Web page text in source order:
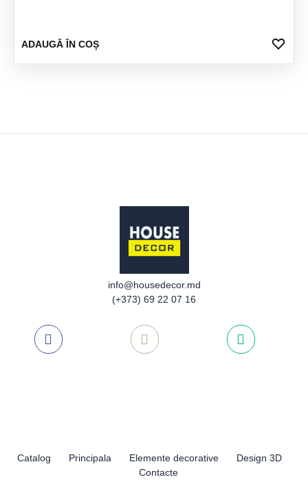
ADAUGĂ ÎN COȘ
info@housedecor.md
(+373) 69 22 07 16
Catalog Principala Elemente decorative
Design 3D
Contacte